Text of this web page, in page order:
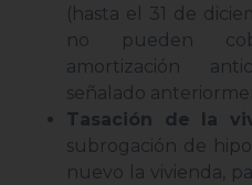
(hasta el 31 de
no pueden
amortización
señalado
Tasación de la
subrogación de
nuevo la vivienda,